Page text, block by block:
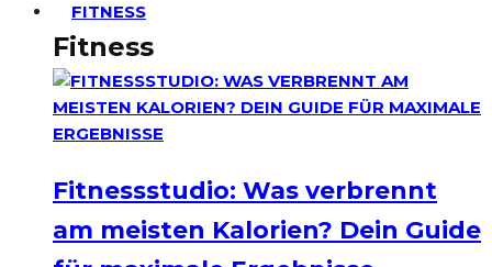
FITNESS
Fitness
Fitnessstudio: Was verbrennt
am meisten Kalorien? Dein Guide